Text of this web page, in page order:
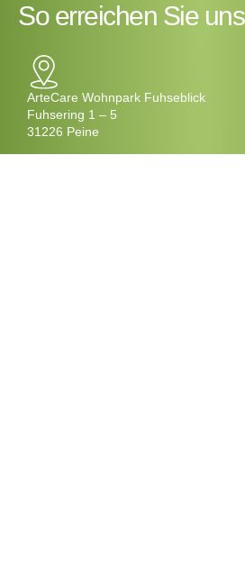
So erreichen Sie uns
ArteCare Wohnpark Fuhseblick
Fuhsering 1 – 5
31226 Peine